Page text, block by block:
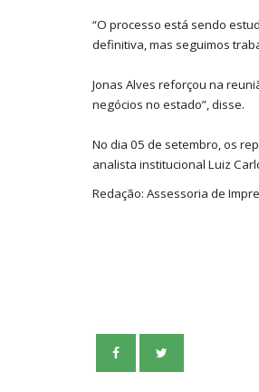
“O processo está sendo
definitiva, mas seguimos
Jonas Alves reforçou na
negócios no estado”, disse.
No dia 05 de setembro, os
analista institucional Luiz
Redação: Assessoria de